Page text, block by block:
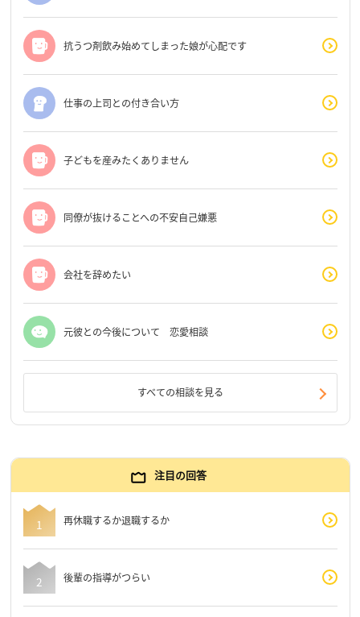
抗うつ剤飲み始めてしまった娘が心配です
仕事の上司との付き合い方
子どもを産みたくありません
同僚が抜けることへの不安自己嫌悪
会社を辞めたい
元彼との今後について 恋愛相談
すべての相談を見る
注目の回答
再休職するか退職するか
後輩の指導がつらい